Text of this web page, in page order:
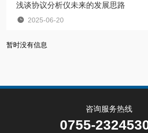
浅谈协议分析仪未来的发展思路
2025-06-20
暂时没有信息
咨询服务热线
0755-